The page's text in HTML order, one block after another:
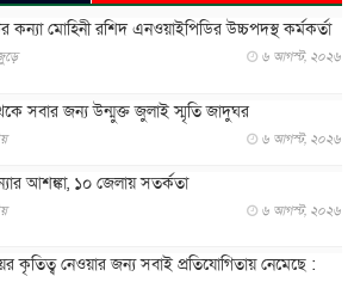
কন্যা মোহিনী রশিদ এনওয়াইপিডির উচ্চপদস্থ কর্মকর্তা
৬ আগস্ট, ২০২৬
সবার জন্য উন্মুক্ত জুলাই স্মৃতি জাদুঘর
৬ আগস্ট, ২০২৬
আশঙ্কা, ১০ জেলায় সতর্কতা
৬ আগস্ট, ২০২৬
কৃতিত্ব নেওয়ার জন্য সবাই প্রতিযোগিতায় নেমেছে :